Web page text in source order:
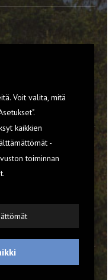
Voit valita, mitä
kaikkien
-
toiminnan